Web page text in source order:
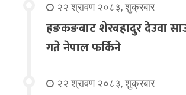
२२ श्रावण २०८३, शुक्रबार
हङकङबाट शेरबहादुर देउवा
गते नेपाल फर्किने
२२ श्रावण २०८३, शुक्रबार